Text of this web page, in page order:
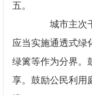
五。
城市主次干
应当实施通透式绿
绿篱等作为分界。
享。鼓励公民利用